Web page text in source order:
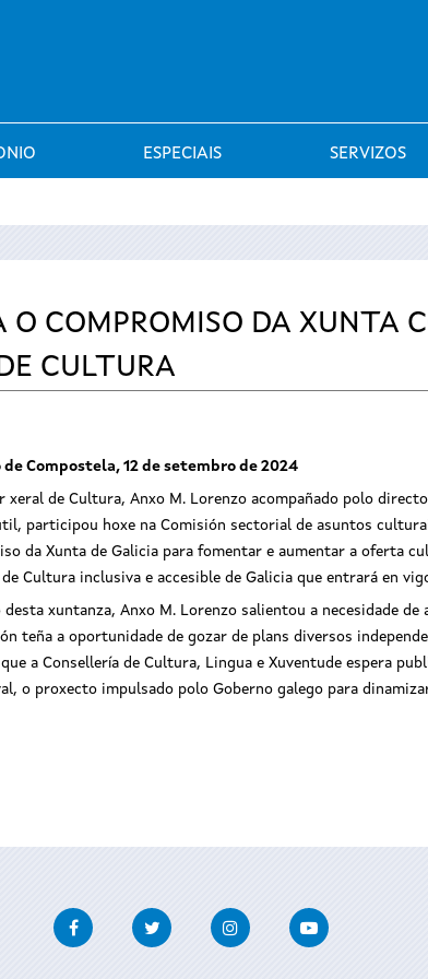
ESPECIAIS SERVIZOS
O COMPROMISO DA XUNTA
CULTURA
Compostela, 12 de setembro de 2024
xeral de Cultura, Anxo M. Lorenzo acompañado polo
participou hoxe na Comisión sectorial de asuntos
da Xunta de Galicia para fomentar e aumentar a oferta
Cultura inclusiva e accesible de Galicia que entrará en
desta xuntanza, Anxo M. Lorenzo salientou a necesidade
teña a oportunidade de gozar de plans diversos
a Consellería de Cultura, Lingua e Xuventude espera
o proxecto impulsado polo Goberno galego para
FacebookTwitter InstagramYoutube